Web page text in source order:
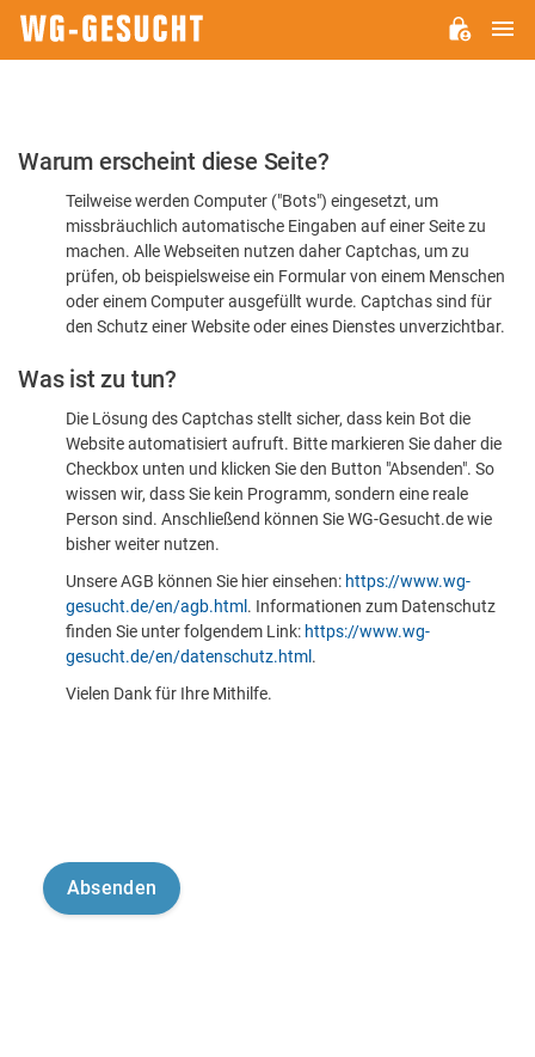
Bitte
dass
sind
Warum erscheint diese Seite?
Teilweise werden Computer ("Bots") eingesetzt, um
missbräuchlich automatische Eingaben auf einer Seite zu
machen. Alle Webseiten nutzen daher Captchas, um zu
prüfen, ob beispielsweise ein Formular von einem Menschen
oder einem Computer ausgefüllt wurde. Captchas sind für
den Schutz einer Website oder eines Dienstes unverzichtbar.
Was ist zu tun?
Die Lösung des Captchas stellt sicher, dass kein Bot die
Website automatisiert aufruft. Bitte markieren Sie daher die
Checkbox unten und klicken Sie den Button "Absenden". So
wissen wir, dass Sie kein Programm, sondern eine reale
Person sind. Anschließend können Sie WG-Gesucht.de wie
bisher weiter nutzen.
Unsere AGB können Sie hier einsehen: https://www.wg-
gesucht.de/en/agb.html . Informationen zum Datenschutz
finden Sie unter folgendem Link: https://www.wg-
gesucht.de/en/datenschutz.html .
Vielen Dank für Ihre Mithilfe.